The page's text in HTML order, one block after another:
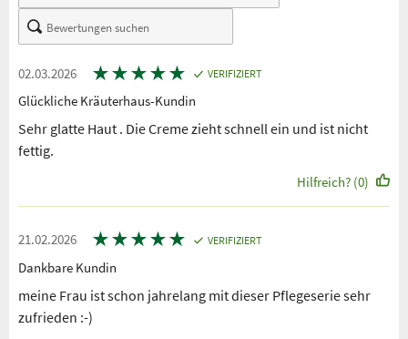
02.03.2026 ★★★★★ VERIFIZIERT
Glückliche Kräuterhaus-Kundin
Sehr glatte Haut . Die Creme zieht schnell ein und ist nicht
fettig.
Hilfreich? (0)
21.02.2026 ★★★★★ VERIFIZIERT
Dankbare Kundin
meine Frau ist schon jahrelang mit dieser Pflegeserie sehr
zufrieden :-)